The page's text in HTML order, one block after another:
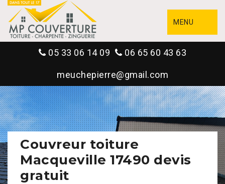
MENU
05 33 06 14 09 06 65 60 43 63
meuchepierre@gmail.com
Couvreur toiture
Macqueville 17490 devis
gratuit